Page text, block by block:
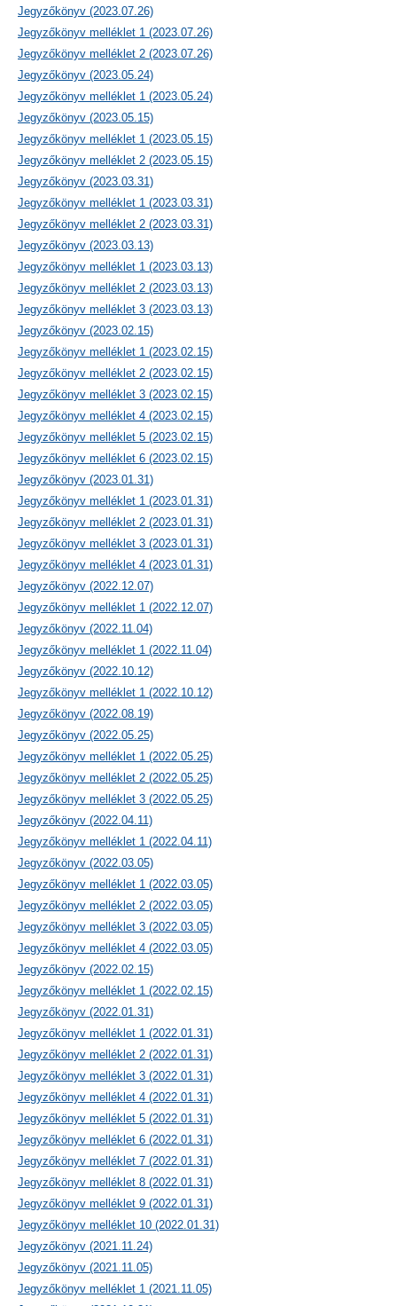
Jegyzőkönyv (2023.07.26)
Jegyzőkönyv melléklet 1 (2023.07.26)
Jegyzőkönyv melléklet 2 (2023.07.26)
Jegyzőkönyv (2023.05.24)
Jegyzőkönyv melléklet 1 (2023.05.24)
Jegyzőkönyv (2023.05.15)
Jegyzőkönyv melléklet 1 (2023.05.15)
Jegyzőkönyv melléklet 2 (2023.05.15)
Jegyzőkönyv (2023.03.31)
Jegyzőkönyv melléklet 1 (2023.03.31)
Jegyzőkönyv melléklet 2 (2023.03.31)
Jegyzőkönyv (2023.03.13)
Jegyzőkönyv melléklet 1 (2023.03.13)
Jegyzőkönyv melléklet 2 (2023.03.13)
Jegyzőkönyv melléklet 3 (2023.03.13)
Jegyzőkönyv (2023.02.15)
Jegyzőkönyv melléklet 1 (2023.02.15)
Jegyzőkönyv melléklet 2 (2023.02.15)
Jegyzőkönyv melléklet 3 (2023.02.15)
Jegyzőkönyv melléklet 4 (2023.02.15)
Jegyzőkönyv melléklet 5 (2023.02.15)
Jegyzőkönyv melléklet 6 (2023.02.15)
Jegyzőkönyv (2023.01.31)
Jegyzőkönyv melléklet 1 (2023.01.31)
Jegyzőkönyv melléklet 2 (2023.01.31)
Jegyzőkönyv melléklet 3 (2023.01.31)
Jegyzőkönyv melléklet 4 (2023.01.31)
Jegyzőkönyv (2022.12.07)
Jegyzőkönyv melléklet 1 (2022.12.07)
Jegyzőkönyv (2022.11.04)
Jegyzőkönyv melléklet 1 (2022.11.04)
Jegyzőkönyv (2022.10.12)
Jegyzőkönyv melléklet 1 (2022.10.12)
Jegyzőkönyv (2022.08.19)
Jegyzőkönyv (2022.05.25)
Jegyzőkönyv melléklet 1 (2022.05.25)
Jegyzőkönyv melléklet 2 (2022.05.25)
Jegyzőkönyv melléklet 3 (2022.05.25)
Jegyzőkönyv (2022.04.11)
Jegyzőkönyv melléklet 1 (2022.04.11)
Jegyzőkönyv (2022.03.05)
Jegyzőkönyv melléklet 1 (2022.03.05)
Jegyzőkönyv melléklet 2 (2022.03.05)
Jegyzőkönyv melléklet 3 (2022.03.05)
Jegyzőkönyv melléklet 4 (2022.03.05)
Jegyzőkönyv (2022.02.15)
Jegyzőkönyv melléklet 1 (2022.02.15)
Jegyzőkönyv (2022.01.31)
Jegyzőkönyv melléklet 1 (2022.01.31)
Jegyzőkönyv melléklet 2 (2022.01.31)
Jegyzőkönyv melléklet 3 (2022.01.31)
Jegyzőkönyv melléklet 4 (2022.01.31)
Jegyzőkönyv melléklet 5 (2022.01.31)
Jegyzőkönyv melléklet 6 (2022.01.31)
Jegyzőkönyv melléklet 7 (2022.01.31)
Jegyzőkönyv melléklet 8 (2022.01.31)
Jegyzőkönyv melléklet 9 (2022.01.31)
Jegyzőkönyv melléklet 10 (2022.01.31)
Jegyzőkönyv (2021.11.24)
Jegyzőkönyv (2021.11.05)
Jegyzőkönyv melléklet 1 (2021.11.05)